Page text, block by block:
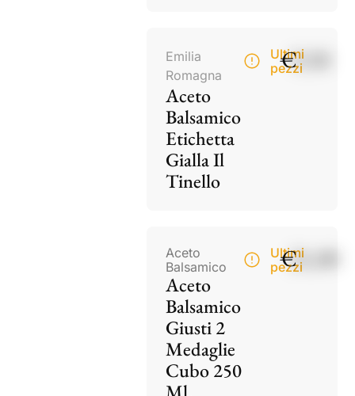
Emilia
Romagna
Aceto
Balsamico
Etichetta
Gialla Il
Tinello
Ultimi
pezzi
€9,50
Aceto
Balsamico
Aceto
Balsamico
Giusti 2
Medaglie
Cubo 250
Ultimi
pezzi
€21,00